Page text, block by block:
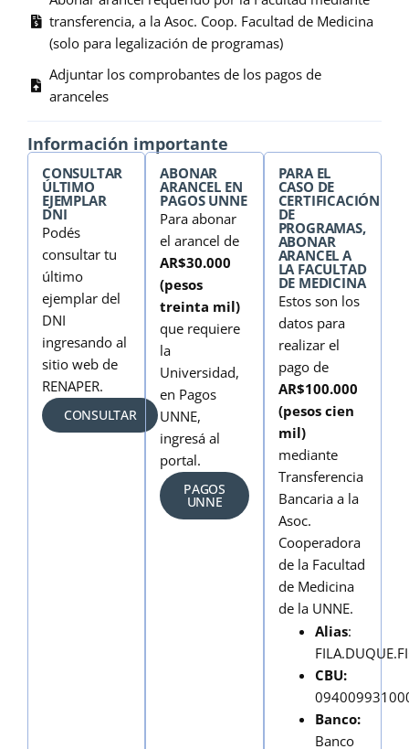
transferencia, a la Asoc. Coop. Facultad de Medicina
(solo para legalización de programas)
Adjuntar los comprobantes de los pagos de
aranceles
Información importante
CONSULTAR
ÚLTIMO
EJEMPLAR
DNI
Podés
consultar tu
último
ejemplar del
DNI
ingresando al
sitio web de
RENAPER.
CONSULTAR
ABONAR
ARANCEL EN
PAGOS UNNE
Para abonar
el arancel de
AR$30.000
(pesos
treinta mil)
que requiere
la
Universidad,
en Pagos
UNNE,
ingresá al
portal.
PAGOS
UNNE
PARA EL
CASO DE
CERTIFICACIÓN
DE
PROGRAMAS,
ABONAR
ARANCEL A
LA FACULTAD
DE MEDICINA
Estos son los
datos para
realizar el
pago de
AR$100.000
(pesos cien
mil)
mediante
Transferencia
Bancaria a la
Asoc.
Cooperadora
de la Facultad
de Medicina
de la UNNE.
Alias:
CBU:
Banco:
Banco